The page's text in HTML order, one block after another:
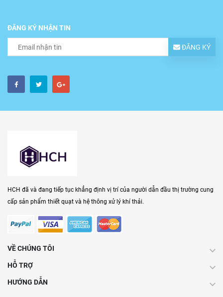
ĐĂNG KÝ NHẬN TIN
ĐĂNG KÝ
HCH đã và đang tiếp tục khẳng định vị trí của người dẫn đầu thị trường cung
cấp sản phẩm thiết quạt và hệ thông xử lý khí thải.
VỀ CHÚNG TÔI
HỖ TRỢ
HƯỚNG DẪN